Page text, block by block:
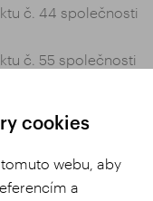
č. 44 společnosti
č. 55 společnosti
cookies
webu, aby
a